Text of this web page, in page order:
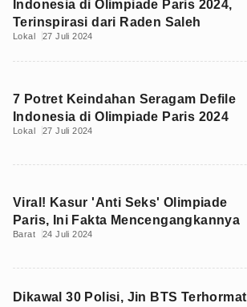
Indonesia di Olimpiade Paris 2024,
Terinspirasi dari Raden Saleh
Lokal 27 Juli 2024
7 Potret Keindahan Seragam Defile
Indonesia di Olimpiade Paris 2024
Lokal 27 Juli 2024
Viral! Kasur 'Anti Seks' Olimpiade
Paris, Ini Fakta Mencengangkannya
Barat 24 Juli 2024
Dikawal 30 Polisi, Jin BTS Terhormat